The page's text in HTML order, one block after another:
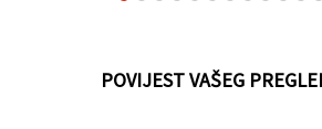
POVIJEST VAŠEG